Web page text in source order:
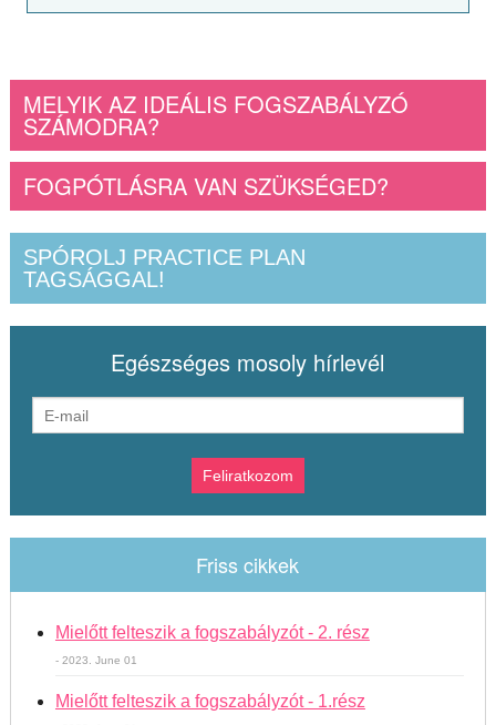
MELYIK AZ IDEÁLIS FOGSZABÁLYZÓ
SZÁMODRA?
FOGPÓTLÁSRA VAN SZÜKSÉGED?
SPÓROLJ PRACTICE PLAN
TAGSÁGGAL!
Egészséges mosoly hírlevél
Friss cikkek
Mielőtt felteszik a fogszabályzót - 2. rész
- 2023. June 01
Mielőtt felteszik a fogszabályzót - 1.rész